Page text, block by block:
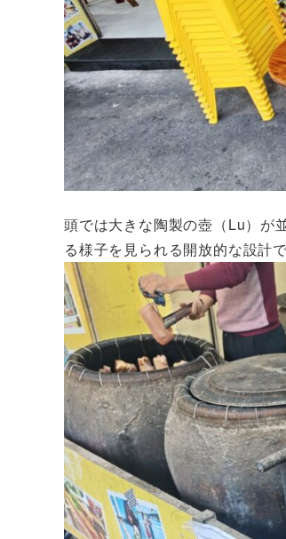
頭では大きな陶製の壺（Lu）が
る様子を見られる開放的な設計